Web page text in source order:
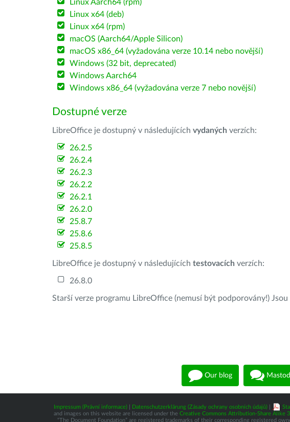
Linux Aarch64 (rpm)
Linux x64 (deb)
Linux x64 (rpm)
macOS (Aarch64/Apple Silicon)
macOS x86_64 (vyžadována verze 10.14 nebo novější)
Windows (32 bit, deprecated)
Windows Aarch64
Windows x86_64 (vyžadována verze 7 nebo novější)
Dostupné verze
LibreOffice je dostupný v následujících vydaných verzích:
26.2.5
26.2.4
26.2.3
26.2.2
26.2.1
26.2.0
25.8.7
25.8.6
25.8.5
LibreOffice je dostupný v následujících testovacích verzích:
26.8.0
Starší verze programu LibreOffice (nemusí být podporovány!) Jsou
Our blog
Impressum (Právní informace)| Datenschutzerklärung (Zásady ochrany osobních údajů)|
and images on this website are licensed under the Creative Commons Attribution-Share Alike
“The Document Foundation” are registered trademarks of their corresponding registered